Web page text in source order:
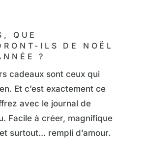
QUE
ILS DE NOËL
?
cadeaux sont ceux qui
Et c’est exactement ce
avec le journal de
Facile à créer, magnifique
surtout... rempli d’amour.